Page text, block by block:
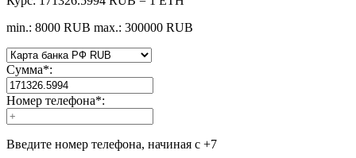
min.: 8000 RUB max.: 300000 RUB
Сумма*:
Номер телефона*:
Введите номер телефона, начиная с +7